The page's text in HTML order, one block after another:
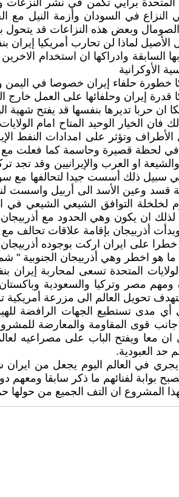
برايي تكمن في نشر النزعات
في النزاع في السودان وأزمة النيل
الصومال وبعض هذه النزاعات قد
الأصيل لماذا لن تحارب أمريكيا إيران
السابقة وادراكها ان استخدام
الأوكرانية
خطورة حلفاء إيران خصوصا في اليمن
قدرة إيران وحلفائها على العمل
ان حربا تديرها بنفسها قد يفتح
الخيار الوحيد المتاح امام
وتؤثر على امدادات النفط
في لحظة قصيرة وحاسمة كما فعلت مع
او العرب والإيرانيين وقد
سبيل ذلك أسست جيدا لتحالفها مع
قسد وعين الأسد الى أربيل واسست
لخلخلة التوافق الشيعي الشيعي
لذلك ان يكون وهي الحدود مع
أذربيجان بإقامة علاقات تحالف مع
على ايران اركت بوجوده أذربيجان
ما هو اخطر وهي أذربيجان الجنوبية "
الولايات المتحدة تسعى لمحاربة
ومهم مصر وتركيا والسعودية
تحويل العالم الى مزرعة
أي مدى تستطيع الجهات الرافضة
جانب قوى المقاومة والمعارضة
ان معا ويفتح الباب على مصراعيه
حد العبودية.
في العالم اليوم يجعل من
بوابة لفنائهم ما ذكر سابقا ومعهم
المشروع ان التف الجميع من حولها